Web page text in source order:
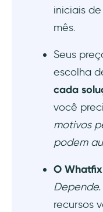
iniciais
mês.
Seus
escolha
cada
você
motivos
podem
O
Depende.
recursos